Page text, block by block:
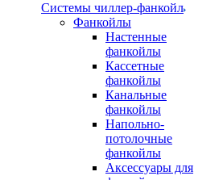
Системы чиллер-фанкойл
Фанкойлы
Настенные
фанкойлы
Кассетные
фанкойлы
Канальные
фанкойлы
Напольно-
потолочные
фанкойлы
Аксессуары для